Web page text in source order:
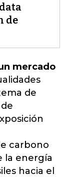
de
mercado
de
carbono
la energía
hacia el